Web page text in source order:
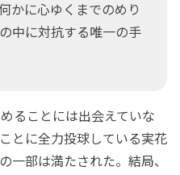
かに心ゆくまでのめり
中に対抗する唯一の手
ることには出会えていな
とに全力投球している実花
一部は満たされた。結局、